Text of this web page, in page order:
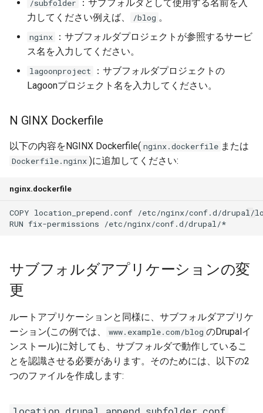
2.15.3
2.15.2
2.15.1
2.14.2
2.14.1
2.14.0
2.13.0
2.11.0
2.10.0
/subfolder
：サブフォルダとして使用する名前を入
力してください例えば、
/blog 。
nginx
：サブフォルダプロジェクトが参照するサービ
ス名を入力してください。
lagoonproject
：サブフォルダプロジェクトの
Lagoonプロジェクト名を入力してください。
N GINX Dockerfile
以下の内容をNGINX Dockerfile( nginx.dockerfile または
Dockerfile.nginx )に追加してください:
nginx.dockerfile
サブフォルダアプリケーションの変
更
ルートアプリケーションと同様に、サブフォルダアプリケ
ーション(この例では、
www.example.com/blog のDrupalイ
ンストール)に対しても、サブフォルダで動作しているこ
とを認識させる必要があります。そのためには、以下の2
つのファイルを作成します: